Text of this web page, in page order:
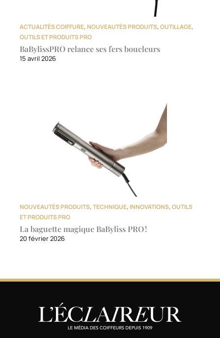
ACTUALITÉS COIFFURE, NOUVEAUTÉS PRODUITS,OUTILLAGE,
OUTILS ET PRODUITS PRO
BaBylissPRO relance ses fers boucleurs
15 avril 2026
NOUVEAUTÉS PRODUITS,TECHNIQUE, INNOVATIONS,OUTILS
ET PRODUITS PRO
La baguette magique BaByliss PRO !
20 février 2026